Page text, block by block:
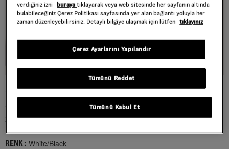
OLD SKOOL GROM SIRT ÇANTASI
Style : VN000H56YB21
2.199,00 TL
RENK : White/Black
verdiğiniz izni
burayatıklayarak veya web sitesinde her sayfanın altında
bulabileceğiniz Çerez Politikası sayfasında yer alan bağlantı yoluyla her
zaman düzenleyebilirsiniz. Detaylı bilgiye ulaşmak için lütfen tıklayınız
Tümünü Reddet
Tümünü Kabul Et
Çerez Ayarlarını Yapılandır